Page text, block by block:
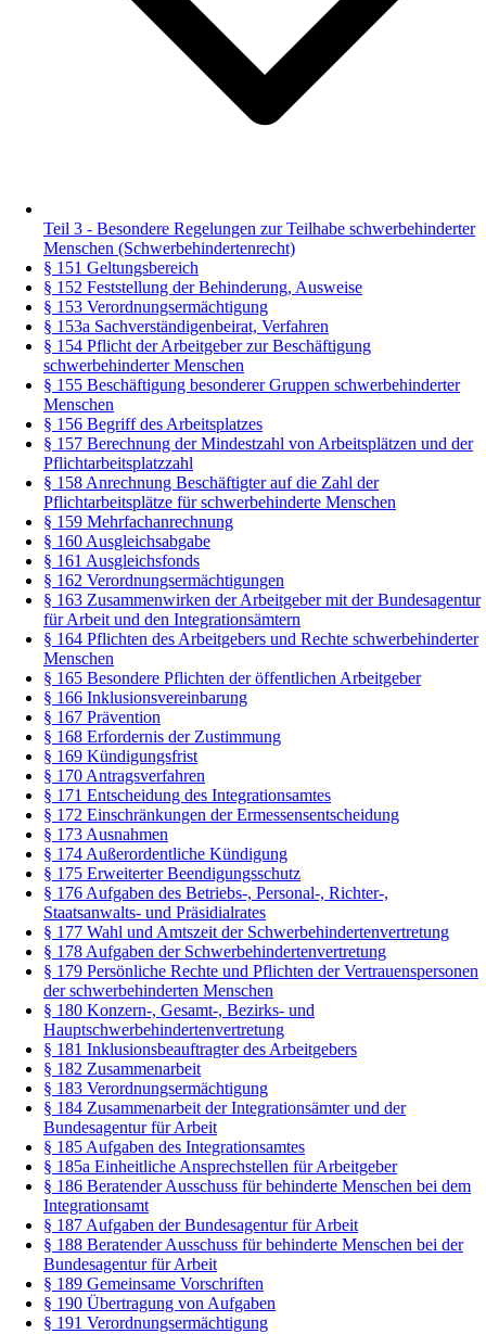
Teil 3 - Besondere Regelungen zur Teilhabe schwerbehinderter
Menschen (Schwerbehindertenrecht)
§ 151 Geltungsbereich
§ 152 Feststellung der Behinderung, Ausweise
§ 153 Verordnungsermächtigung
§ 153a Sachverständigenbeirat, Verfahren
§ 154 Pflicht der Arbeitgeber zur Beschäftigung
schwerbehinderter Menschen
§ 155 Beschäftigung besonderer Gruppen schwerbehinderter
Menschen
§ 156 Begriff des Arbeitsplatzes
§ 157 Berechnung der Mindestzahl von Arbeitsplätzen und der
Pflichtarbeitsplatzzahl
§ 158 Anrechnung Beschäftigter auf die Zahl der
Pflichtarbeitsplätze für schwerbehinderte Menschen
§ 159 Mehrfachanrechnung
§ 160 Ausgleichsabgabe
§ 161 Ausgleichsfonds
§ 162 Verordnungsermächtigungen
§ 163 Zusammenwirken der Arbeitgeber mit der Bundesagentur
für Arbeit und den Integrationsämtern
§ 164 Pflichten des Arbeitgebers und Rechte schwerbehinderter
Menschen
§ 165 Besondere Pflichten der öffentlichen Arbeitgeber
§ 166 Inklusionsvereinbarung
§ 167 Prävention
§ 168 Erfordernis der Zustimmung
§ 169 Kündigungsfrist
§ 170 Antragsverfahren
§ 171 Entscheidung des Integrationsamtes
§ 172 Einschränkungen der Ermessensentscheidung
§ 173 Ausnahmen
§ 174 Außerordentliche Kündigung
§ 175 Erweiterter Beendigungsschutz
§ 176 Aufgaben des Betriebs-, Personal-, Richter-,
Staatsanwalts- und Präsidialrates
§ 177 Wahl und Amtszeit der Schwerbehindertenvertretung
§ 178 Aufgaben der Schwerbehindertenvertretung
§ 179 Persönliche Rechte und Pflichten der Vertrauenspersonen
der schwerbehinderten Menschen
§ 180 Konzern-, Gesamt-, Bezirks- und
Hauptschwerbehindertenvertretung
§ 181 Inklusionsbeauftragter des Arbeitgebers
§ 182 Zusammenarbeit
§ 183 Verordnungsermächtigung
§ 184 Zusammenarbeit der Integrationsämter und der
Bundesagentur für Arbeit
§ 185 Aufgaben des Integrationsamtes
§ 185a Einheitliche Ansprechstellen für Arbeitgeber
§ 186 Beratender Ausschuss für behinderte Menschen bei dem
Integrationsamt
§ 187 Aufgaben der Bundesagentur für Arbeit
§ 188 Beratender Ausschuss für behinderte Menschen bei der
Bundesagentur für Arbeit
§ 189 Gemeinsame Vorschriften
§ 190 Übertragung von Aufgaben
§ 191 Verordnungsermächtigung